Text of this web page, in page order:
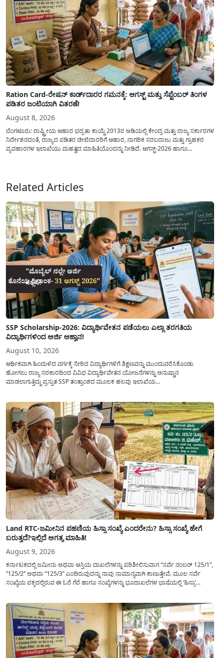
Ration Card-ರೇಷನ್ ಕಾರ್ಡ್‍ದಾರರ ಗಮನಕ್ಕೆ: ಆಗಸ್ಟ್ ಮತ್ತು ಸೆಪ್ಟೆಂಬರ್ ತಿಂಗಳ
ಪಡಿತರ ಜಂಟಿಯಾಗಿ ವಿತರಣೆ!
August 8, 2026
ಬೆಂಗಳೂರು: ರಾಷ್ಟ್ರೀಯ ಆಹಾರ ಭದ್ರತಾ ಕಾಯ್ದೆ 2013ರ ಅಡಿಯಲ್ಲಿ ಕೇಂದ್ರ ಮತ್ತು ರಾಜ್ಯ ಸರ್ಕಾರಗಳ
ನಿರ್ದೇಶನದಂತೆ, ರಾಜ್ಯದ ಪಡಿತರ ಚೀಟಿದಾರರಿಗೆ ಆಹಾರ, ನಾಗರಿಕ ಸರಬರಾಜು ಮತ್ತು ಗ್ರಾಹಕರ
ವ್ಯವಹಾರಗಳ ಇಲಾಖೆಯು ಮಹತ್ವದ ಮಾಹಿತಿಯೊಂದನ್ನು ನೀಡಿದೆ. ಆಗಸ್ಟ್-2026 ಹಾಗೂ
Related Articles
SSP Scholarship-2026: ವಿದ್ಯಾರ್ಥಿವೇತನ ಪಡೆಯಲು ಎಲ್ಲಾ ತರಗತಿಯ
ವಿದ್ಯಾರ್ಥಿಗಳಿಂದ ಅರ್ಜಿ ಆಹ್ವಾನ!
August 10, 2026
ಆರ್ಥಿಕವಾಗಿ ಹಿಂದುಳಿದ ವರ್ಗಕ್ಕೆ ಸೇರಿದ ವಿದ್ಯಾರ್ಥಿಗಳಿಗೆ ಶಿಕ್ಷಣವನ್ನು ಮುಂದುವರೆಸಿಕೊಂಡು
ಹೋಗಲು ರಾಜ್ಯ ಸರಕಾರದಿಂದ ವಿವಿಧ ವಿದ್ಯಾರ್ಥಿವೇತನ ಯೋಜನೆಗಳನ್ನು ಅನುಷ್ಥಾನ
ಮಾಡಲಾಗುತ್ತಿದ್ದು ಪ್ರಸ್ತುತ SSP ತಂತ್ರಾಂಶದ ಮೂಲಕ ಹಲವು ಇಲಾಖೆಯ
ವಿದ್ಯಾರ್ಥಿವೇತನವನ್ನು(Scholarship Application) ಪಡೆಯಲು ವಿದ್ಯಾರ್ಥಿಗಳಿಗೆ ಅರ್ಜಿ ಸಲ್ಲಿಸಲು
ಸರಳ...
Land RTC-ಜಮೀನಿನ ಪಹಣಿಯ ಹಿಸ್ಸಾ ಸಂಖ್ಯೆ ಎಂದರೇನು? ಹಿಸ್ಸಾ ಸಂಖ್ಯೆ ಹೇಗೆ
ಬರುತ್ತದೆ?ಇಲ್ಲಿದೆ ಅಗತ್ಯ ಮಾಹಿತಿ!
August 9, 2026
ಕರ್ನಾಟಕದಲ್ಲಿ ಜಮೀನು ಅಥವಾ ಆಸ್ತಿಯ ದಾಖಲೆಗಳನ್ನು ಪರಿಶೀಲಿಸುವಾಗ “ಸರ್ವೆ ನಂಬರ್ 125/1”,
“125/2” ಅಥವಾ “125/3” ಎಂದಿರುವುದನ್ನು ನಾವು ಸಾಮಾನ್ಯ​ವಾಗಿ ಕಾಣುತ್ತೇವೆ. ಮೂಲ ಸರ್ವೆ
ಸಂಖ್ಯೆಯ ಪಕ್ಕದಲ್ಲಿರುವ ಈ ಓರೆ ಗೆರೆ ಹಾಗೂ ಸಂಖ್ಯೆಗಳನ್ನು ಭೂದಾಖಲೆಗಳ ಭಾಷೆಯಲ್ಲಿ ‘ಹಿಸ್ಸಾ’